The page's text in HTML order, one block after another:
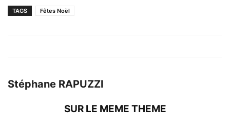
TAGS Fêtes Noël
Stéphane RAPUZZI
SUR LE MEME THEME